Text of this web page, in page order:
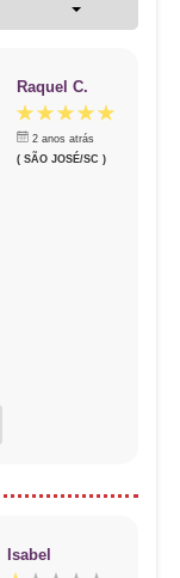
Raquel C.
2 anos atrás
( SÃO JOSÉ/SC )
Isabel